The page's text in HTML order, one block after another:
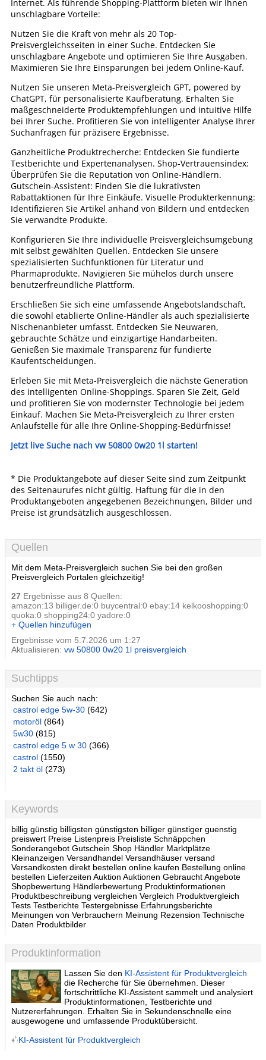
Internet. Als führende Shopping-Plattform bieten wir Ihnen
unschlagbare Vorteile:
Nutzen Sie die Kraft von mehr als 20 Top-
Preisvergleichsseiten in einer Suche. Entdecken Sie
unschlagbare Angebote und optimieren Sie Ihre Ausgaben.
Maximieren Sie Ihre Einsparungen bei jedem Online-Kauf.
Nutzen Sie unseren Meta-Preisvergleich GPT, powered by
ChatGPT, für personalisierte Kaufberatung. Erhalten Sie
maßgeschneiderte Produktempfehlungen und intuitive Hilfe
bei Ihrer Suche. Profitieren Sie von intelligenter Analyse Ihrer
Suchanfragen für präzisere Ergebnisse.
Ganzheitliche Produktrecherche: Entdecken Sie fundierte
Testberichte und Expertenanalysen. Shop-Vertrauensindex:
Überprüfen Sie die Reputation von Online-Händlern.
Gutschein-Assistent: Finden Sie die lukrativsten
Rabattaktionen für Ihre Einkäufe. Visuelle Produkterkennung:
Identifizieren Sie Artikel anhand von Bildern und entdecken
Sie verwandte Produkte.
Konfigurieren Sie Ihre individuelle Preisvergleichsumgebung
mit selbst gewählten Quellen. Entdecken Sie unsere
spezialisierten Suchfunktionen für Literatur und
Pharmaprodukte. Navigieren Sie mühelos durch unsere
benutzerfreundliche Plattform.
Erschließen Sie sich eine umfassende Angebotslandschaft,
die sowohl etablierte Online-Händler als auch spezialisierte
Nischenanbieter umfasst. Entdecken Sie Neuwaren,
gebrauchte Schätze und einzigartige Handarbeiten.
Genießen Sie maximale Transparenz für fundierte
Kaufentscheidungen.
Erleben Sie mit Meta-Preisvergleich die nächste Generation
des intelligenten Online-Shoppings. Sparen Sie Zeit, Geld
und profitieren Sie von modernster Technologie bei jedem
Einkauf. Machen Sie Meta-Preisvergleich zu Ihrer ersten
Anlaufstelle für alle Ihre Online-Shopping-Bedürfnisse!
Jetzt live Suche nach vw 50800 0w20 1l starten!
* Die Produktangebote auf dieser Seite sind zum Zeitpunkt
des Seitenaurufes nicht gültig. Haftung für die in den
Produktangeboten angegebenen Bezeichnungen, Bilder und
Preise ist grundsätzlich ausgeschlossen.
Quellen
Mit dem Meta-Preisvergleich suchen Sie bei den großen
Preisvergleich Portalen gleichzeitig!
27 Ergebnisse aus 8 Quellen:
amazon:13 billiger.de:0 buycentral:0 ebay:14 kelkooshopping:0
quoka:0 shopping24:0 yadore:0
+ Quellen hinzufügen
Ergebnisse vom 5.7.2026 um 1:27
Aktualisieren: vw 50800 0w20 1l preisvergleich
Suchtipps
Suchen Sie auch nach:
castrol edge 5w-30 (642)
motoröl (864)
5w30 (815)
castrol edge 5 w 30 (366)
castrol (1550)
2 takt öl (273)
Keywords
billig günstig billigsten günstigsten billiger günstiger guenstig
preiswert Preise Listenpreis Preisliste Schnäppchen
Sonderangebot Gutschein Shop Händler Marktplätze
Kleinanzeigen Versandhandel Versandhäuser versand
Versandkosten direkt bestellen online kaufen Bestellung online
bestellen Lieferzeiten Auktion Auktionen Gebraucht Angebote
Shopbewertung Händlerbewertung Produktinformationen
Produktbeschreibung vergleichen Vergleich Produktvergleich
Tests Testberichte Testergebnisse Erfahrungsberichte
Meinungen von Verbrauchern Meinung Rezension Technische
Daten Produktbilder
Produktinformation
Lassen Sie den KI-Assistent für Produktvergleich
die Recherche für Sie übernehmen. Dieser
fortschrittliche KI-Assistent sammelt und analysiert
Produktinformationen, Testberichte und
Nutzererfahrungen. Erhalten Sie in Sekundenschnelle eine
ausgewogene und umfassende Produktübersicht.
KI-Assistent für Produktvergleich